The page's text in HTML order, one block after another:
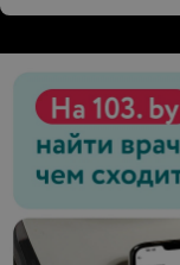
всегда